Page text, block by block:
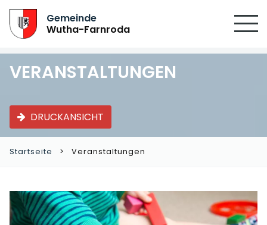
Gemeinde
Wutha-Farnroda
VERANSTALTUNGEN
DRUCKANSICHT
Startseite Veranstaltungen